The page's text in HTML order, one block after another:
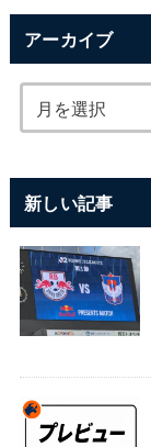
アーカイブ
新しい記事